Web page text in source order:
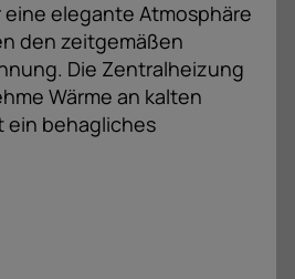
elegante Atmosphäre
den zeitgemäßen
Die Zentralheizung
Wärme an kalten
ein behagliches